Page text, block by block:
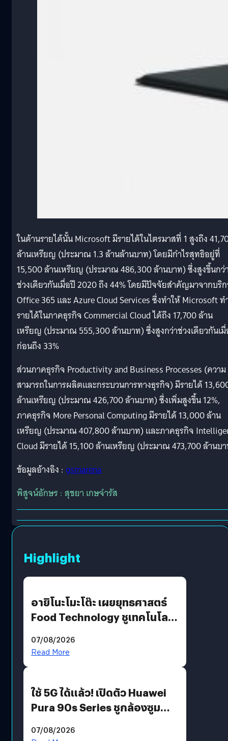
ในด้านรายได้นั้น Microsoft มีรายได้ในไตรมาสที่ 1 สูงถึง
ล้านเหรียญ (ประมาณ 1.3 ล้านล้านบาท) โดยมีกำไรสุทธิอยู่ที่
15,500 ล้านเหรียญ (ประมาณ 486,300 ล้านบาท) ซึ่งสูงขึ้นกว่
ช่วงเดียวกันเมื่อปี 2020 ถึง 44% โดยมีปัจจัยสำคัญมาจากบริ
Office 365 และ Azure Cloud Services ซึ่งทำให้ Microsoft ท
รายได้ในภาคธุรกิจ Commercial Cloud ได้ถึง 17,700 ล้าน
เหรียญ (ประมาณ 555,300 ล้านบาท) ซึ่งสูงกว่าช่วงเดียวกันเ
ก่อนถึง 33%
ส่วนภาคธุรกิจ Productivity and Business Processes (ความ
สามารถในการผลิตและกระบวนการทางธุรกิจ) มีรายได้
ล้านเหรียญ (ประมาณ 426,700 ล้านบาท) ซึ่งเพิ่มสูงขึ้น 12%,
ภาคธุรกิจ More Personal Computing มีรายได้ 13,000 ล้าน
เหรียญ (ประมาณ 407,800 ล้านบาท) และภาคธุรกิจ
Cloud มีรายได้ 15,100 ล้านเหรียญ (ประมาณ 473,700 ล้านบ
ข้อมูลอ้างอิง : gsmarena
พิสูจน์อักษร : สุชยา เกษจำรัส
Highlight
อายิโนะโมะโต๊ะ เผยยุทธศาสตร์
Food Technology ชูเทคโนโลยี
บริโภคและ B2B
07/08/2026
Read More
ใช้ 5G ได้แล้ว! เปิดตัว Huawei
Pura 90s Series ชูกล้องซูม
07/08/2026